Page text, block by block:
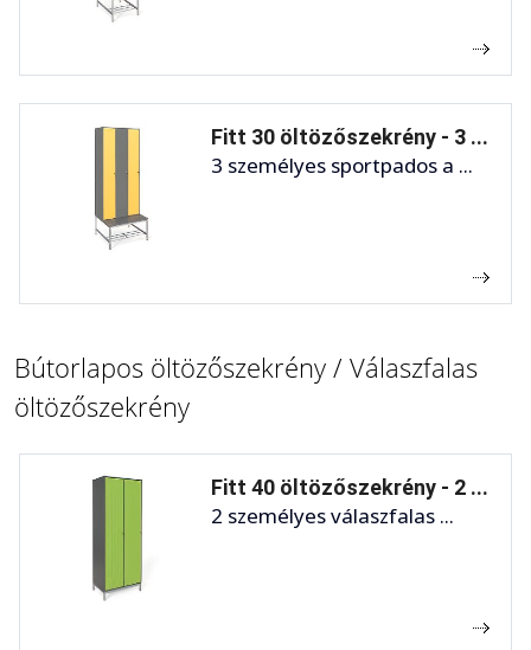
Fitt 30 öltözőszekrény - 3 ...
3 személyes sportpados a ...
Bútorlapos öltözőszekrény / Válaszfalas
öltözőszekrény
Fitt 40 öltözőszekrény - 2 ...
2 személyes válaszfalas ...